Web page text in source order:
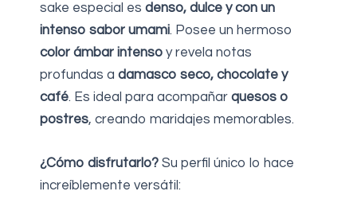
sake especial es denso, dulce y con un
intenso sabor umami. Posee un hermoso
color ámbar intenso y revela notas
profundas a damasco seco, chocolate y
café. Es ideal para acompañar quesos o
postres, creando maridajes memorables.
¿Cómo disfrutarlo? Su perfil único lo hace
increíblemente versátil: